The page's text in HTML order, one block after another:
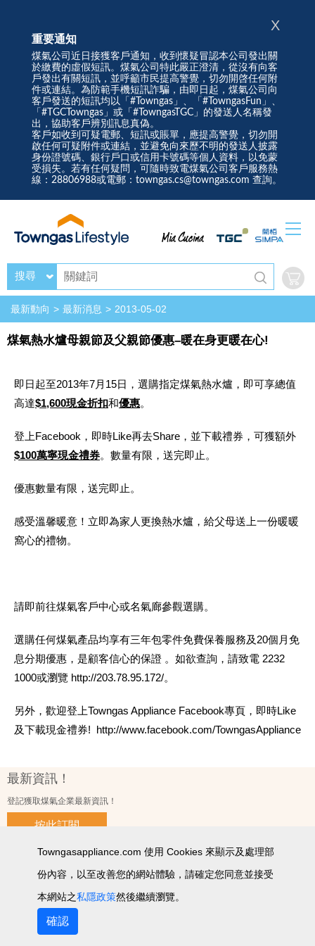
重要通知
煤氣公司近日接獲客戶通知，收到懷疑冒認本公司發出關
於繳費的虛假短訊。煤氣公司特此嚴正澄清，從沒有向客
戶發出有關短訊，並呼籲市民提高警覺，切勿開啓任何附
件或連結。為防範手機短訊詐騙，由即日起，煤氣公司向
客戶發送的短訊均以「#Towngas」、「#TowngasFun」、
「#TGCTowngas」或「#TowngasTGC」的發送人名稱發
出，協助客戶辨別訊息真偽。
客戶如收到可疑電郵、短訊或賬單，應提高警覺，切勿開
啟任何可疑附件或連結，並避免向來歷不明的發送人披露
身份證號碼、銀行戶口或信用卡號碼等個人資料，以免蒙
受損失。若有任何疑問，可隨時致電煤氣公司客戶服務熱
線：28806988或電郵：towngas.cs@towngas.com 查詢。
X
搜尋
最新動向 最新消息 2013-05-02
煤氣熱水爐母親節及父親節優惠–暖在身更暖在心!
即日起至2013年7月15日，選購指定煤氣熱水爐，即可享總值
高達$1,600現金折扣和優惠。
登上Facebook，即時Like再去Share，並下載禮券，可獲額外
$100萬寧現金禮券。數量有限，送完即止。
優惠數量有限，送完即止。
感受溫馨暖意！立即為家人更換熱水爐，給父母送上一份暖暖
窩心的禮物。
請即前往煤氣客戶中心或名氣廊參觀選購。
選購任何煤氣產品均享有三年包零件免費保養服務及20個月免
息分期優惠，是顧客信心的保證 。如欲查詢，請致電 2232
1000或瀏覽 http://203.78.95.172/。
另外，歡迎登上Towngas Appliance Facebook專頁，即時Like
及下載現金禮券! http://www.facebook.com/TowngasAppliance
最新資訊！
登記獲取煤氣企業最新資訊！
按此訂閱
使用條款及細則 私隱政策聲明
個人資料收集聲明
Towngasappliance.com 使用 Cookies 來顯示及處理部
份內容，以至改善您的網站體驗，請確定您同意並接受
本網站之私隱政策然後繼續瀏覽。
確認